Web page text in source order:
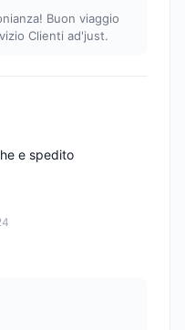
Buon viaggio
Clienti ad'just.
e spedito